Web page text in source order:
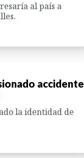
al país a
accidente
la identidad de